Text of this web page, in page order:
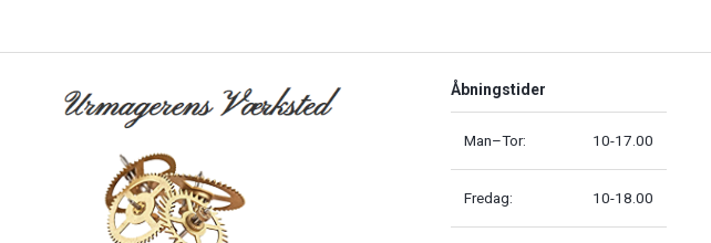
Åbningstider
Man–Tor: 10-17.00
Fredag: 10-18.00